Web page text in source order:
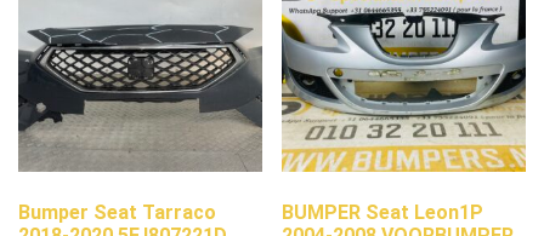
Bumper Seat Tarraco
BUMPER Seat Leon1P